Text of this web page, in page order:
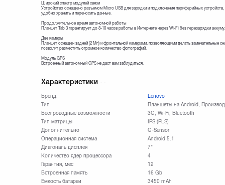
Широкий спектр модулей связи
Устройство оснащено разъемом Micro USB для зарядки и подключения периферийных
удобно хранить и переносить данные.
Продолжительное время автономной работы
Планшет Tab 3 гарантирует до 8-10 часов работы в Интернете через Wi-Fi без перезарядки
Две камеры
Планшет оснащен задней (2 Мп) и фронтальной камерами, позволяющими делать замечательные
позволит разместить огромное количество фотографий.
Модуль GPS
Встроенный автономный GPS не даст вам заблудиться.
Характеристики
Бренд:
Lenovo
Тип
Планшеты на Android,
Беспроводные возможности
3G, Wi-Fi, Bluetooth
Тип матрицы
IPS (PLS)
Дополнительно
G-Sensor
Операционная система
Android 5.1
Диагональ дисплея
7"
Количество ядер процессора
4
Гарантия, мес
12
Встроенная память
16 Gb
Емкость батареи
3450 mAh